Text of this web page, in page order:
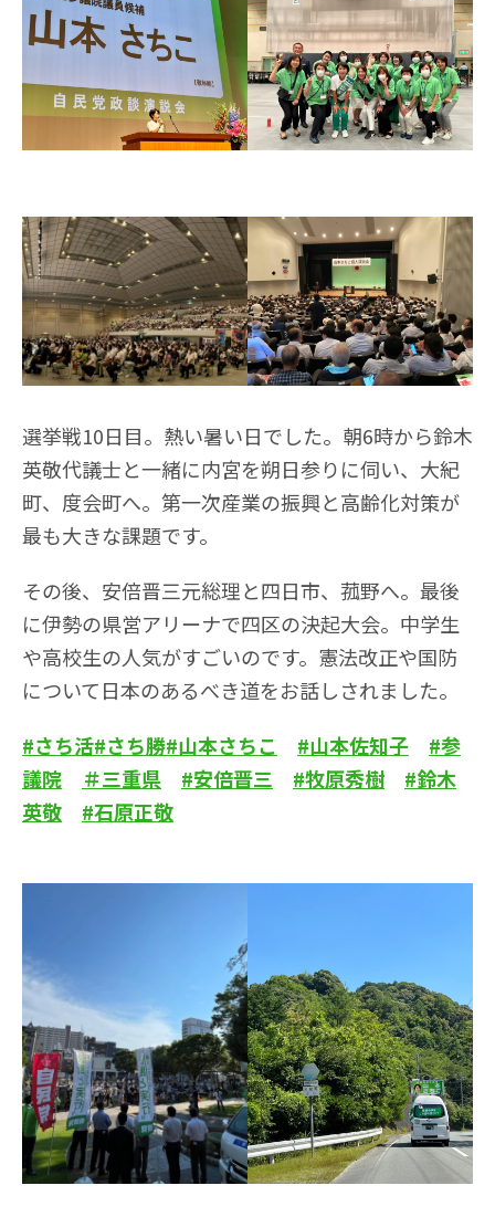
選挙戦10日目。熱い暑い日でした。朝6時から鈴木
英敬代議士と一緒に内宮を朔日参りに伺い、大紀
町、度会町へ。第一次産業の振興と高齢化対策が
最も大きな課題です。
その後、安倍晋三元総理と四日市、菰野へ。最後
に伊勢の県営アリーナで四区の決起大会。中学生
や高校生の人気がすごいのです。憲法改正や国防
について日本のあるべき道をお話しされました。
#さち活#さち勝#山本さちこ #山本佐知子
#参
議院
＃三重県 #安倍晋三 #牧原秀樹
#鈴木
英敬
#石原正敬